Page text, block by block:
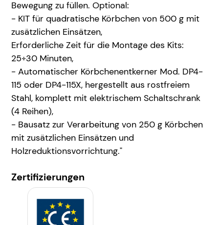
Bewegung zu füllen. Optional:
- KIT für quadratische Körbchen von 500 g mit
zusätzlichen Einsätzen,
Erforderliche Zeit für die Montage des Kits:
25÷30 Minuten,
- Automatischer Körbchenentkerner Mod. DP4-
115 oder DP4-115X, hergestellt aus rostfreiem
Stahl, komplett mit elektrischem Schaltschrank
(4 Reihen),
- Bausatz zur Verarbeitung von 250 g Körbchen
mit zusätzlichen Einsätzen und
Holzreduktionsvorrichtung."
Zertifizierungen